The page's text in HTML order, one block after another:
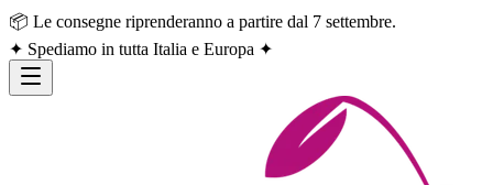
📦 Le consegne riprenderanno a partire dal 7 settembre.
✦ Spediamo in tutta Italia e Europa ✦